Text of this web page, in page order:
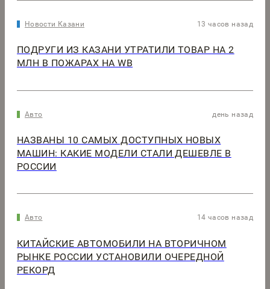
Новости Казани 13 часов назад
ПОДРУГИ ИЗ КАЗАНИ УТРАТИЛИ ТОВАР НА 2
МЛН В ПОЖАРАХ НА WB
Авто день назад
НАЗВАНЫ 10 САМЫХ ДОСТУПНЫХ НОВЫХ
МАШИН: КАКИЕ МОДЕЛИ СТАЛИ ДЕШЕВЛЕ В
РОССИИ
Авто 14 часов назад
КИТАЙСКИЕ АВТОМОБИЛИ НА ВТОРИЧНОМ
РЫНКЕ РОССИИ УСТАНОВИЛИ ОЧЕРЕДНОЙ
РЕКОРД